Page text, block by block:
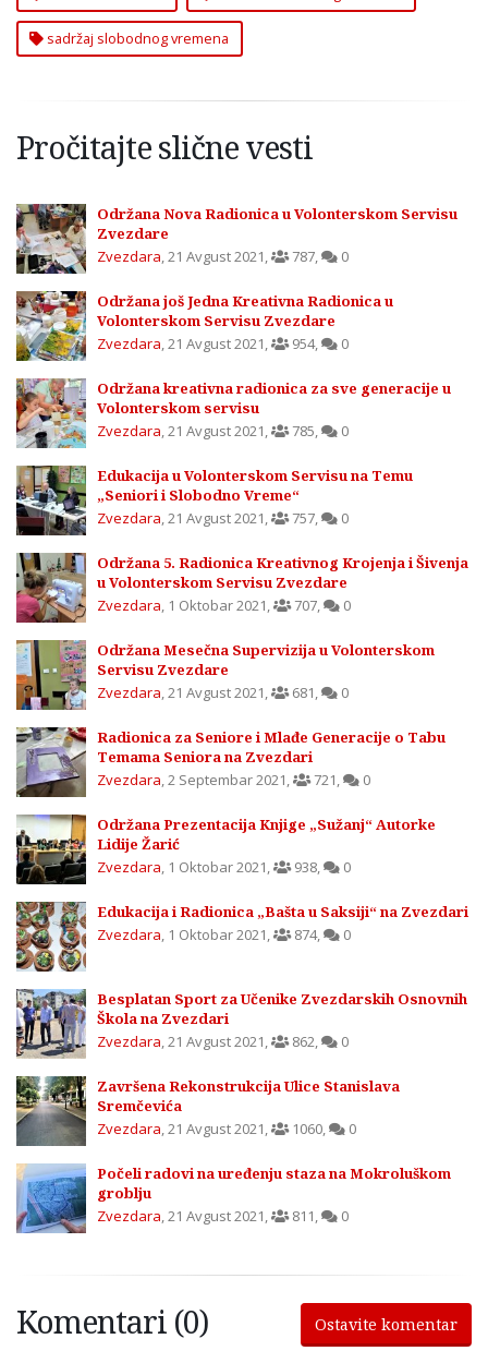
sadržaj slobodnog vremena
Pročitajte slične vesti
Održana Nova Radionica u Volonterskom Servisu
Zvezdare
Zvezdara,21 Avgust 2021, 787, 0
Održana još Jedna Kreativna Radionica u
Volonterskom Servisu Zvezdare
Zvezdara,21 Avgust 2021, 954, 0
Održana kreativna radionica za sve generacije u
Volonterskom servisu
Zvezdara,21 Avgust 2021, 785, 0
Edukacija u Volonterskom Servisu na Temu
„Seniori i Slobodno Vreme“
Zvezdara,21 Avgust 2021, 757, 0
Održana 5. Radionica Kreativnog Krojenja i Šivenja
u Volonterskom Servisu Zvezdare
Zvezdara, 1 Oktobar 2021, 707, 0
Održana Mesečna Supervizija u Volonterskom
Servisu Zvezdare
Zvezdara,21 Avgust 2021, 681, 0
Radionica za Seniore i Mlađe Generacije o Tabu
Temama Seniora na Zvezdari
Zvezdara,2 Septembar 2021, 721, 0
Održana Prezentacija Knjige „Sužanj“ Autorke
Lidije Žarić
Zvezdara, 1 Oktobar 2021, 938, 0
Edukacija i Radionica „Bašta u Saksiji“ na Zvezdari
Zvezdara, 1 Oktobar 2021, 874, 0
Besplatan Sport za Učenike Zvezdarskih Osnovnih
Škola na Zvezdari
Zvezdara,21 Avgust 2021, 862, 0
Završena Rekonstrukcija Ulice Stanislava
Sremčevića
Zvezdara,21 Avgust 2021, 1060, 0
Počeli radovi na uređenju staza na Mokroluškom
groblju
Zvezdara,21 Avgust 2021, 811, 0
Komentari (0) Ostavite komentar